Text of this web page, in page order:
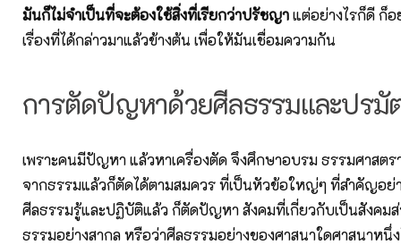
มันก็ไม่จำเป็นที่จะต้องใช้สิ่งที่เรียกว่าปรัชญาแต่อย่างไรก็ดี ก็
เรื่องที่ได้กล่าวมาแล้วข้างต้น เพื่อให้มันเชื่อมความกัน
การตัดปัญหาด้วยศีลธรรมและปรมั
เพราะคนมีปัญหา แล้วหาเครื่องตัด จึงศึกษาอบรม ธรรมศาสต
จากธรรมแล้วก็ตัดได้ตามสมควร ที่เป็นหัวข้อใหญ่ๆ ที่สำคัญอย่า
ศีลธรรมรู้และปฏิบัติแล้ว ก็ตัดปัญหา สังคมที่เกี่ยวกับเป็นสังคม
ธรรมอย่างสากล หรือว่าศีลธรรมอย่างของศาสนาใดศาสนาหนึ่